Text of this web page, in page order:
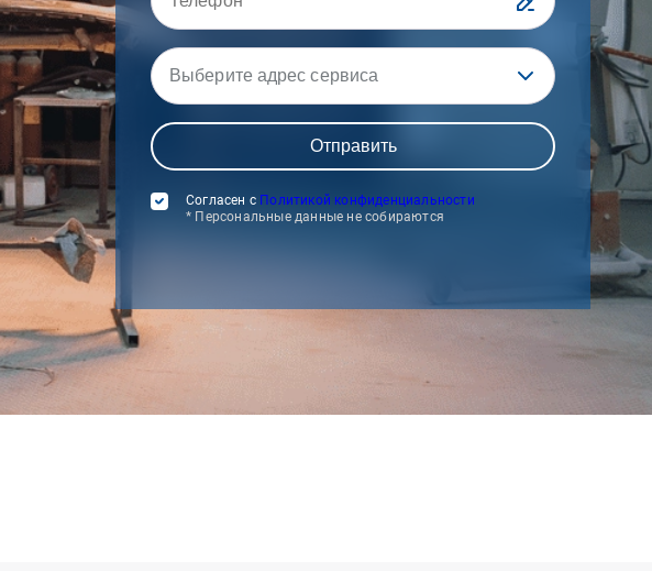
Выберите адрес сервиса
Согласен с Политикой конфиденциальности
* Персональные данные не собираются